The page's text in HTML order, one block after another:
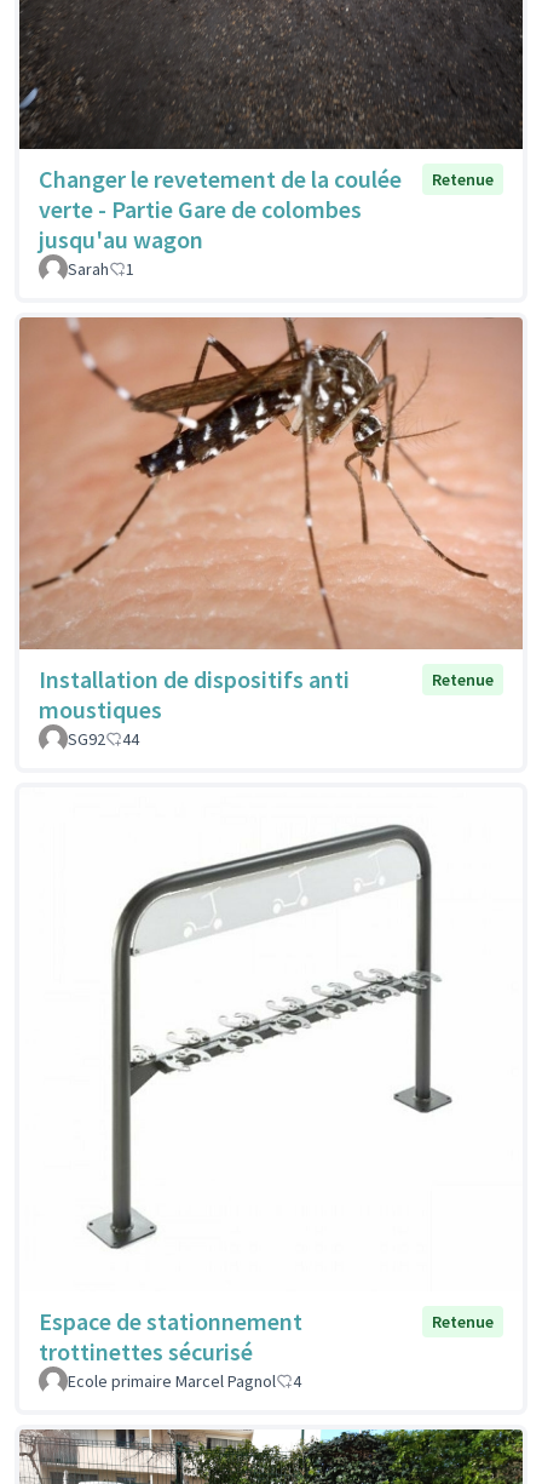
Changer le revetement de la coulée
verte - Partie Gare de colombes
jusqu'au wagon
Retenue
Sarah 1
Installation de dispositifs anti
moustiques
Retenue
SG92 44
Espace de stationnement
trottinettes sécurisé
Retenue
Ecole primaire Marcel Pagnol 4